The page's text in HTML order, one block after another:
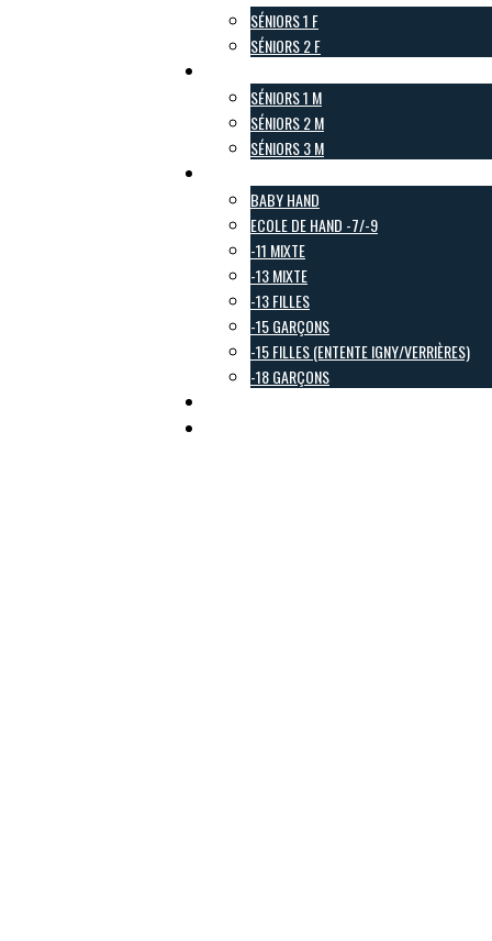
SÉNIORS 1 F
SÉNIORS 2 F
SÉNIORS 1 M
SÉNIORS 2 M
SÉNIORS 3 M
BABY HAND
ECOLE DE HAND -7/-9
-11 MIXTE
-13 MIXTE
-13 FILLES
-15 GARÇONS
-15 FILLES (ENTENTE IGNY/VERRIÈRES)
-18 GARÇONS